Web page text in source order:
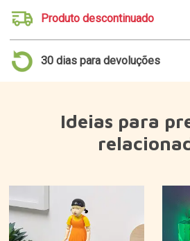
Produto descontinuado
30 dias para devoluções
Ideias para